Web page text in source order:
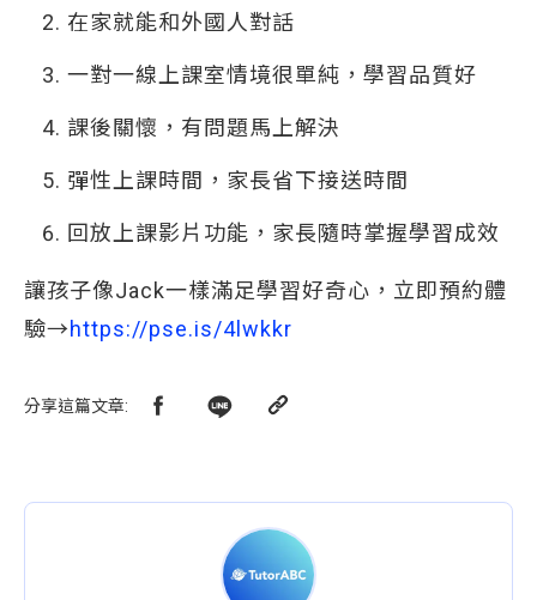
在家就能和外國人對話
一對一線上課室情境很單純，學習品質好
課後關懷，有問題馬上解決
彈性上課時間，家長省下接送時間
回放上課影片功能，家長隨時掌握學習成效
讓孩子像Jack一樣滿足學習好奇心，立即預約體
驗→https://pse.is/4lwkkr
分享這篇文章: